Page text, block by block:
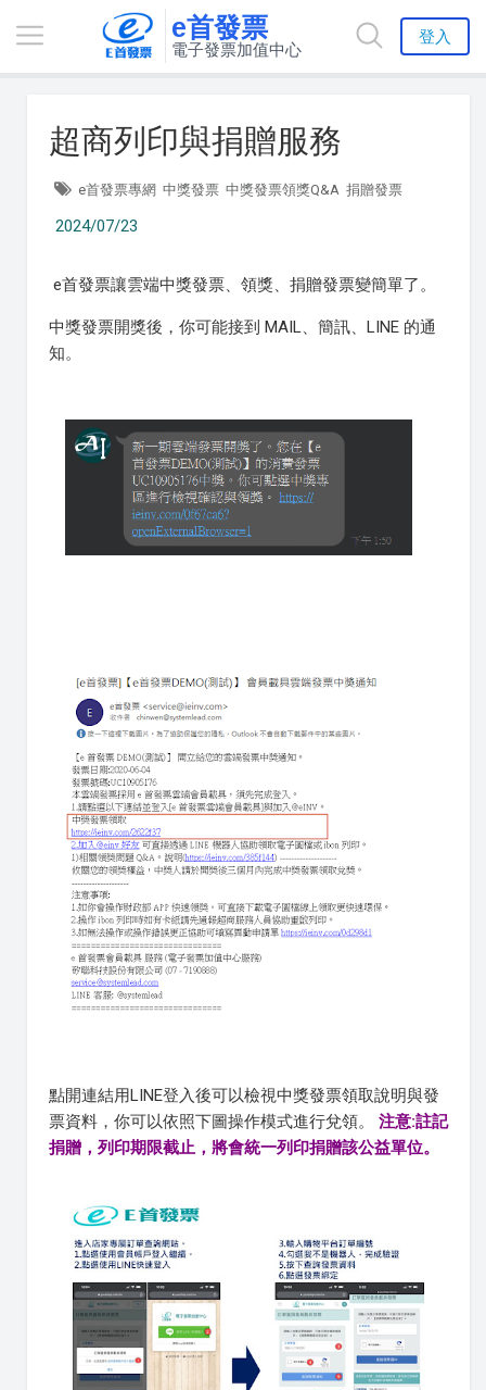
e首發票
電子發票加值中心
登入
超商列印與捐贈服務
e首發票專網 中獎發票 中獎發票領獎Q&A 捐贈發票
2024/07/23
e首發票讓雲端中獎發票、領獎、捐贈發票變簡單了。
中獎發票開獎後，你可能接到 MAIL、簡訊、LINE 的通
知。
點開連結用LINE登入後可以檢視中獎發票領取說明與發
票資料，你可以依照下圖操作模式進行兌領。
注意:註記
捐贈，列印期限截止，將會統一列印捐贈該公益單位。